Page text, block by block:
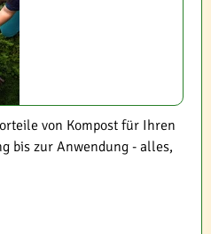
von Kompost für Ihren
bis zur Anwendung - alles,